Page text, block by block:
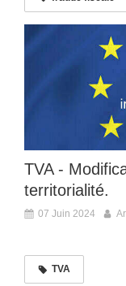
TVA -
territorialité.
07 Juin 2024
TVA